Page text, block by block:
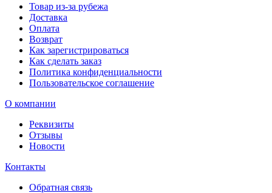
Товар из-за рубежа
Доставка
Оплата
Возврат
Как зарегистрироваться
Как сделать заказ
Политика конфиденциальности
Пользовательское соглашение
О компании
Реквизиты
Отзывы
Новости
Контакты
Обратная связь